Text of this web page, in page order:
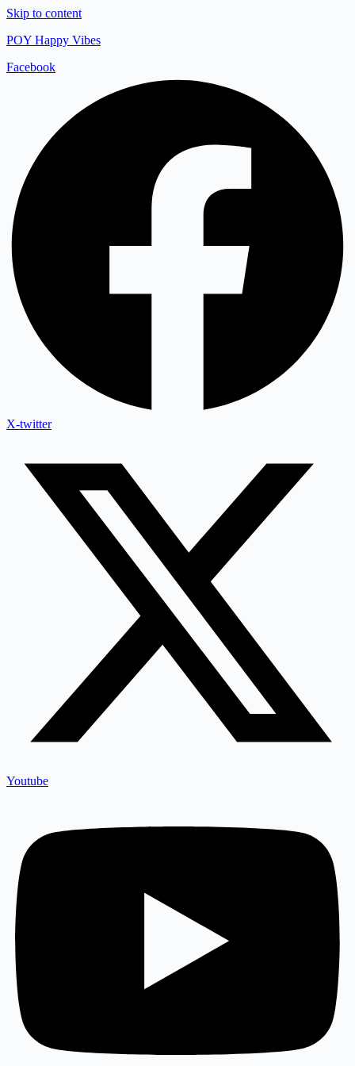
Skip to content
POY Happy Vibes
Facebook
X-twitter
Youtube